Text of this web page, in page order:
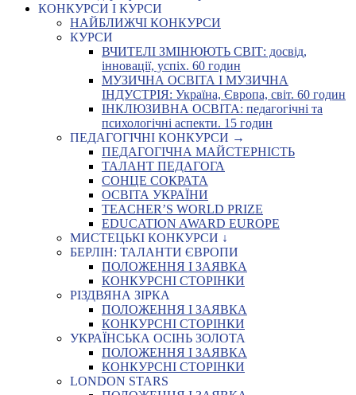
КОНКУРСИ І КУРСИ
НАЙБЛИЖЧІ КОНКУРСИ
КУРСИ
ВЧИТЕЛІ ЗМІНЮЮТЬ СВІТ: досвід,
інновації, успіх. 60 годин
МУЗИЧНА ОСВІТА І МУЗИЧНА
ІНДУСТРІЯ: Україна, Європа, світ. 60 годин
ІНКЛЮЗИВНА ОСВІТА: педагогічні та
психологічні аспекти. 15 годин
ПЕДАГОГІЧНІ КОНКУРСИ →
ПЕДАГОГІЧНА МАЙСТЕРНІСТЬ
ТАЛАНТ ПЕДАГОГА
СОНЦЕ СОКРАТА
ОСВІТА УКРАЇНИ
TEACHER’S WORLD PRIZE
EDUCATION AWARD EUROPE
МИСТЕЦЬКІ КОНКУРСИ ↓
БЕРЛІН: ТАЛАНТИ ЄВРОПИ
ПОЛОЖЕННЯ І ЗАЯВКА
КОНКУРСНІ СТОРІНКИ
РІЗДВЯНА ЗІРКА
ПОЛОЖЕННЯ І ЗАЯВКА
КОНКУРСНІ СТОРІНКИ
УКРАЇНСЬКА ОСІНЬ ЗОЛОТА
ПОЛОЖЕННЯ І ЗАЯВКА
КОНКУРСНІ СТОРІНКИ
LONDON STARS